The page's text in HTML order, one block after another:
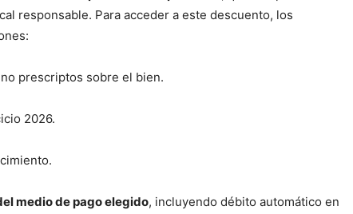
responsable. Para acceder a este descuento, los
prescriptos sobre el bien.
2026.
medio de pago elegido, incluyendo débito automático en